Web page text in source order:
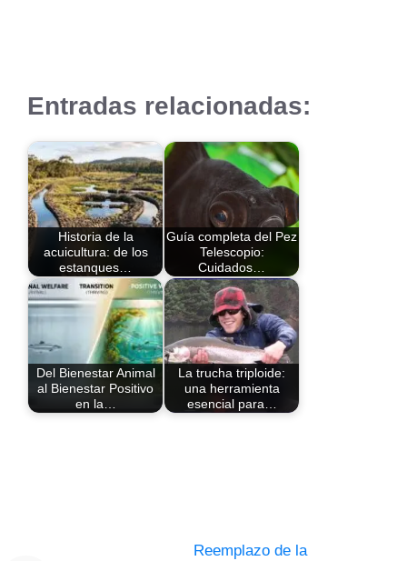
Entradas relacionadas:
Historia de la
acuicultura: de los
estanques…
Guía completa del Pez
Telescopio:
Cuidados…
Del Bienestar Animal
al Bienestar Positivo
en la…
La trucha triploide:
una herramienta
esencial para…
Reemplazo de la